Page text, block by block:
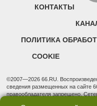
КОНТАКТЫ
ПОЛИТИКА
COOKIE
©2007—2026 66.RU.
сведения размещенных на сайте
правообладателя запрещено.